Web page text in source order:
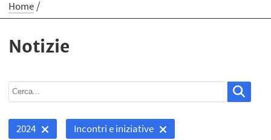
Home
Notizie
2024 Incontri e iniziative